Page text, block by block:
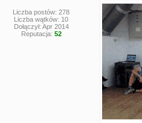
Liczba postów: 278
Liczba wątków: 10
Dołączył: Apr 2014
Reputacja: 52